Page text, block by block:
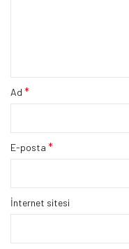
Ad *
E-posta *
İnternet sitesi